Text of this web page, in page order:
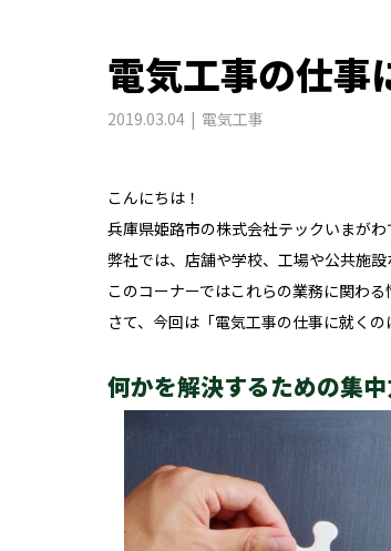
電気工事の仕事
2019.03.04 電気工事
こんにちは！
兵庫県姫路市の株式会社テックいまがわ
弊社では、店舗や学校、工場や公共施
このコーナーではこれらの業務に関わる
さて、今回は「電気工事の仕事に就く
何かを解決するための集